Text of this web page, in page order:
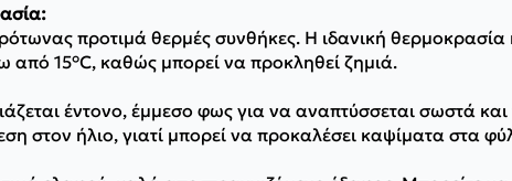
προτιμά θερμές συνθήκες. Η ιδανική θερμοκρασία
από 15°C, καθώς μπορεί να προκληθεί ζημιά.
έντονο, έμμεσο φως για να αναπτύσσεται σωστά
στον ήλιο, γιατί μπορεί να προκαλέσει καψίματα στα